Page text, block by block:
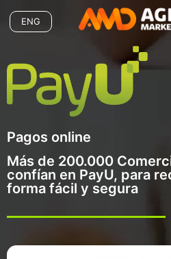
ENG
Pagos online
Más de 200.000
confían en PayU, para
forma fácil y segura